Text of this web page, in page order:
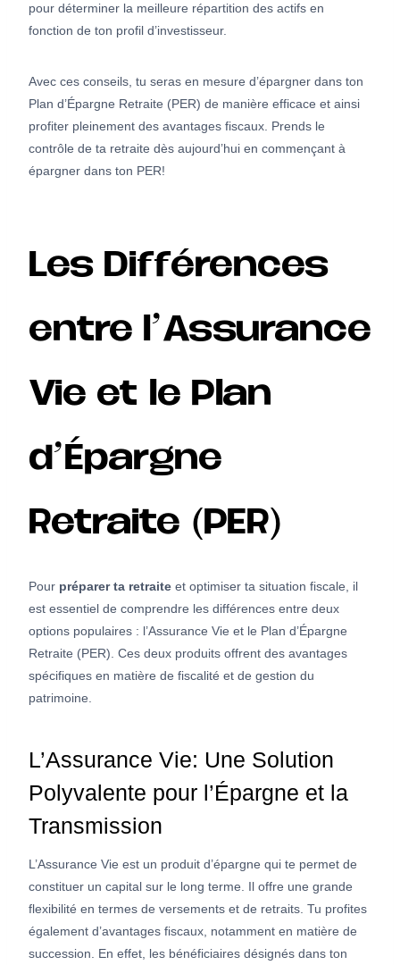
pour déterminer la meilleure répartition des actifs en
fonction de ton profil d’investisseur.
Avec ces conseils, tu seras en mesure d’épargner dans ton
Plan d’Épargne Retraite (PER) de manière efficace et ainsi
profiter pleinement des avantages fiscaux. Prends le
contrôle de ta retraite dès aujourd’hui en commençant à
épargner dans ton PER!
Les Différences
entre l’Assurance
Vie et le Plan
d’Épargne
Retraite (PER)
Pour préparer ta retraite et optimiser ta situation fiscale, il
est essentiel de comprendre les différences entre deux
options populaires : l’Assurance Vie et le Plan d’Épargne
Retraite (PER). Ces deux produits offrent des avantages
spécifiques en matière de fiscalité et de gestion du
patrimoine.
L’Assurance Vie: Une Solution
Polyvalente pour l’Épargne et la
Transmission
L’Assurance Vie est un produit d’épargne qui te permet de
constituer un capital sur le long terme. Il offre une grande
flexibilité en termes de versements et de retraits. Tu profites
également d’avantages fiscaux, notamment en matière de
succession. En effet, les bénéficiaires désignés dans ton